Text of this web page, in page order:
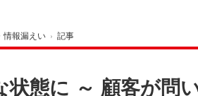
情報漏えい › 記事
状態に ～ 顧客が問